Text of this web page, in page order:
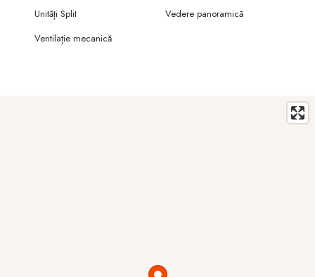
Unități Split
Vedere panoramică
Ventilație mecanică